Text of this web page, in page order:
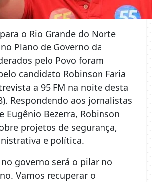
o Rio Grande do Norte
Plano de Governo da
pelo Povo foram
candidato Robinson Faria
a 95 FM na noite desta
Respondendo aos jornalistas
Eugênio Bezerra, Robinson
projetos de segurança,
e política.
no governo será o pilar no
Vamos recuperar o